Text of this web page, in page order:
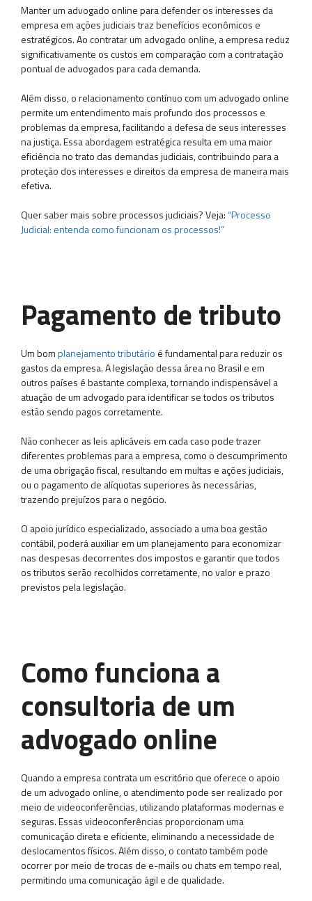
Manter um advogado online para defender os interesses da
empresa em ações judiciais traz benefícios econômicos e
estratégicos. Ao contratar um advogado online, a empresa reduz
significativamente os custos em comparação com a contratação
pontual de advogados para cada demanda.
Além disso, o relacionamento contínuo com um advogado online
permite um entendimento mais profundo dos processos e
problemas da empresa, facilitando a defesa de seus interesses
na justiça. Essa abordagem estratégica resulta em uma maior
eficiência no trato das demandas judiciais, contribuindo para a
proteção dos interesses e direitos da empresa de maneira mais
efetiva.
Quer saber mais sobre processos judiciais? Veja:“Processo
Judicial: entenda como funcionam os processos!”
Pagamento de tributo
Um bomplanejamento tributário é fundamental para reduzir os
gastos da empresa. A legislação dessa área no Brasil e em
outros países é bastante complexa, tornando indispensável a
atuação de um advogado para identificar se todos os tributos
estão sendo pagos corretamente.
Não conhecer as leis aplicáveis em cada caso pode trazer
diferentes problemas para a empresa, como o descumprimento
de uma obrigação fiscal, resultando em multas e ações judiciais,
ou o pagamento de alíquotas superiores às necessárias,
trazendo prejuízos para o negócio.
O apoio jurídico especializado, associado a uma boa gestão
contábil, poderá auxiliar em um planejamento para economizar
nas despesas decorrentes dos impostos e garantir que todos
os tributos serão recolhidos corretamente, no valor e prazo
previstos pela legislação.
Como funciona a
consultoria de um
advogado online
Quando a empresa contrata um escritório que oferece o apoio
de um advogado online, o atendimento pode ser realizado por
meio de videoconferências, utilizando plataformas modernas e
seguras. Essas videoconferências proporcionam uma
comunicação direta e eficiente, eliminando a necessidade de
deslocamentos físicos. Além disso, o contato também pode
ocorrer por meio de trocas de e-mails ou chats em tempo real,
permitindo uma comunicação ágil e de qualidade.